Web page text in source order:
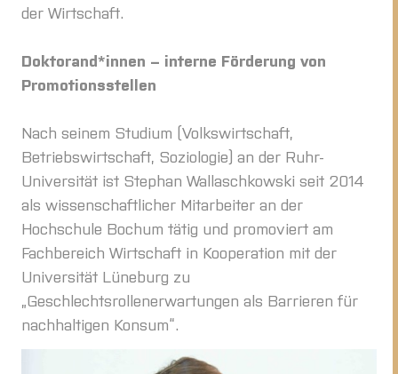
der Wirtschaft.
Doktorand*innen – interne Förderung von
Promotionsstellen
Nach seinem Studium (Volkswirtschaft,
Betriebswirtschaft, Soziologie) an der Ruhr-
Universität ist Stephan Wallaschkowski seit 2014
als wissenschaftlicher Mitarbeiter an der
Hochschule Bochum tätig und promoviert am
Fachbereich Wirtschaft in Kooperation mit der
Universität Lüneburg zu
„Geschlechtsrollenerwartungen als Barrieren für
nachhaltigen Konsum“.